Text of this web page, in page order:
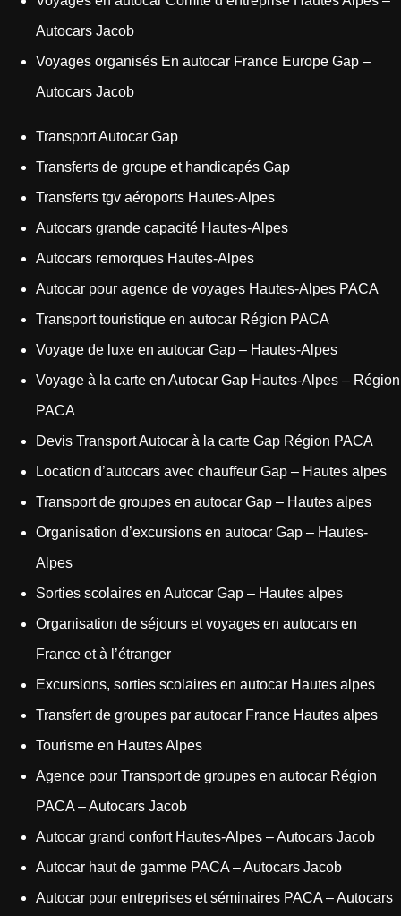
Autocars Jacob
Voyages organisés En autocar France Europe Gap –
Autocars Jacob
Transport Autocar Gap
Transferts de groupe et handicapés Gap
Transferts tgv aéroports Hautes-Alpes
Autocars grande capacité Hautes-Alpes
Autocars remorques Hautes-Alpes
Autocar pour agence de voyages Hautes-Alpes PACA
Transport touristique en autocar Région PACA
Voyage de luxe en autocar Gap – Hautes-Alpes
Voyage à la carte en Autocar Gap Hautes-Alpes – Région
PACA
Devis Transport Autocar à la carte Gap Région PACA
Location d’autocars avec chauffeur Gap – Hautes alpes
Transport de groupes en autocar Gap – Hautes alpes
Organisation d’excursions en autocar Gap – Hautes-
Alpes
Sorties scolaires en Autocar Gap – Hautes alpes
Organisation de séjours et voyages en autocars en
France et à l’étranger
Excursions, sorties scolaires en autocar Hautes alpes
Transfert de groupes par autocar France Hautes alpes
Tourisme en Hautes Alpes
Agence pour Transport de groupes en autocar Région
PACA – Autocars Jacob
Autocar grand confort Hautes-Alpes – Autocars Jacob
Autocar haut de gamme PACA – Autocars Jacob
Autocar pour entreprises et séminaires PACA – Autocars